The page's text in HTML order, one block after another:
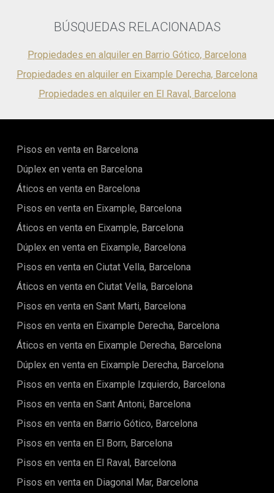
BÚSQUEDAS RELACIONADAS
Propiedades en alquiler en Barrio Gótico, Barcelona
Propiedades en alquiler en Eixample Derecha, Barcelona
Propiedades en alquiler en El Raval, Barcelona
Pisos en venta en Barcelona
Dúplex en venta en Barcelona
Áticos en venta en Barcelona
Pisos en venta en Eixample, Barcelona
Áticos en venta en Eixample, Barcelona
Dúplex en venta en Eixample, Barcelona
Pisos en venta en Ciutat Vella, Barcelona
Áticos en venta en Ciutat Vella, Barcelona
Pisos en venta en Sant Marti, Barcelona
Pisos en venta en Eixample Derecha, Barcelona
Áticos en venta en Eixample Derecha, Barcelona
Dúplex en venta en Eixample Derecha, Barcelona
Pisos en venta en Eixample Izquierdo, Barcelona
Pisos en venta en Sant Antoni, Barcelona
Pisos en venta en Barrio Gótico, Barcelona
Pisos en venta en El Born, Barcelona
Pisos en venta en El Raval, Barcelona
Pisos en venta en Diagonal Mar, Barcelona